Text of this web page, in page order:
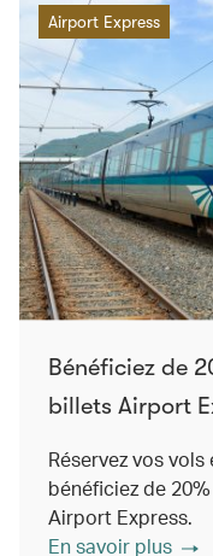
Airport Express
Bénéficiez de
billets Airport
Réservez vos
bénéficiez de
Airport Express.
En savoir plus